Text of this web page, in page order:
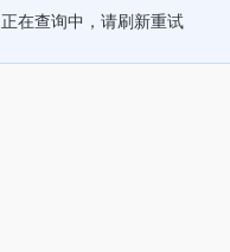
正在查询中，请刷新重试